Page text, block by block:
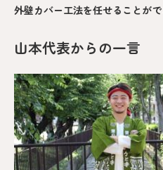
外壁カバー工法を任せることがで
山本代表からの一言